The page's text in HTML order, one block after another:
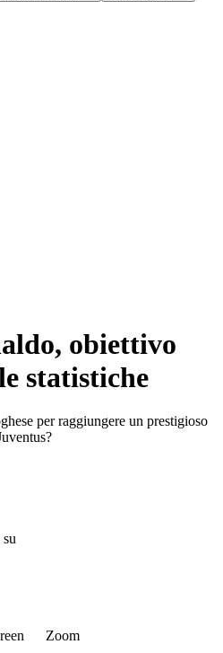
obiettivo
statistiche
per raggiungere un prestigioso
Zoom